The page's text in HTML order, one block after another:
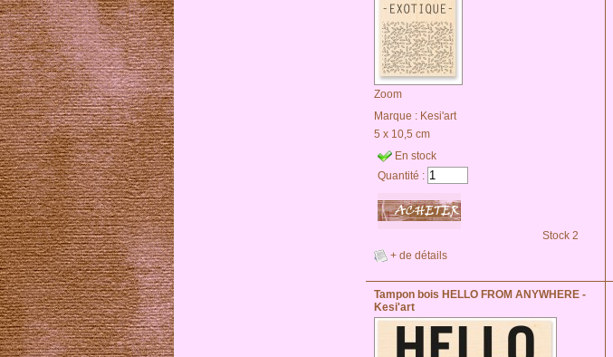
Zoom
Marque : Kesi'art
5 x 10,5 cm
En stock
Quantité :
Stock 2
+ de détails
Tampon bois HELLO FROM ANYWHERE -
Kesi'art